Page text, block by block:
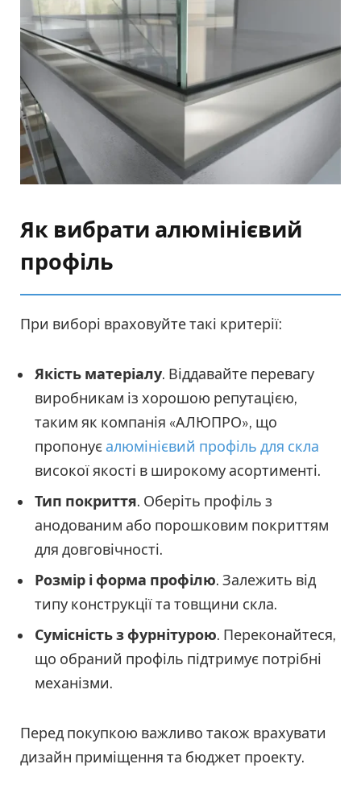
Як вибрати алюмінієвий
профіль
При виборі враховуйте такі критерії:
Якість матеріалу. Віддавайте перевагу
виробникам із хорошою репутацією,
таким як компанія «АЛЮПРО», що
пропонує алюмінієвий профіль для скла
високої якості в широкому асортименті.
Тип покриття. Оберіть профіль з
анодованим або порошковим покриттям
для довговічності.
Розмір і форма профілю. Залежить від
типу конструкції та товщини скла.
Сумісність з фурнітурою. Переконайтеся,
що обраний профіль підтримує потрібні
механізми.
Перед покупкою важливо також врахувати
дизайн приміщення та бюджет проекту.